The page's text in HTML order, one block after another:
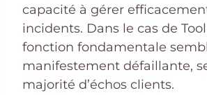
capacité à gérer
incidents. Dans le cas de
fonction fondamentale
manifestement défaillante,
majorité d’échos clients.